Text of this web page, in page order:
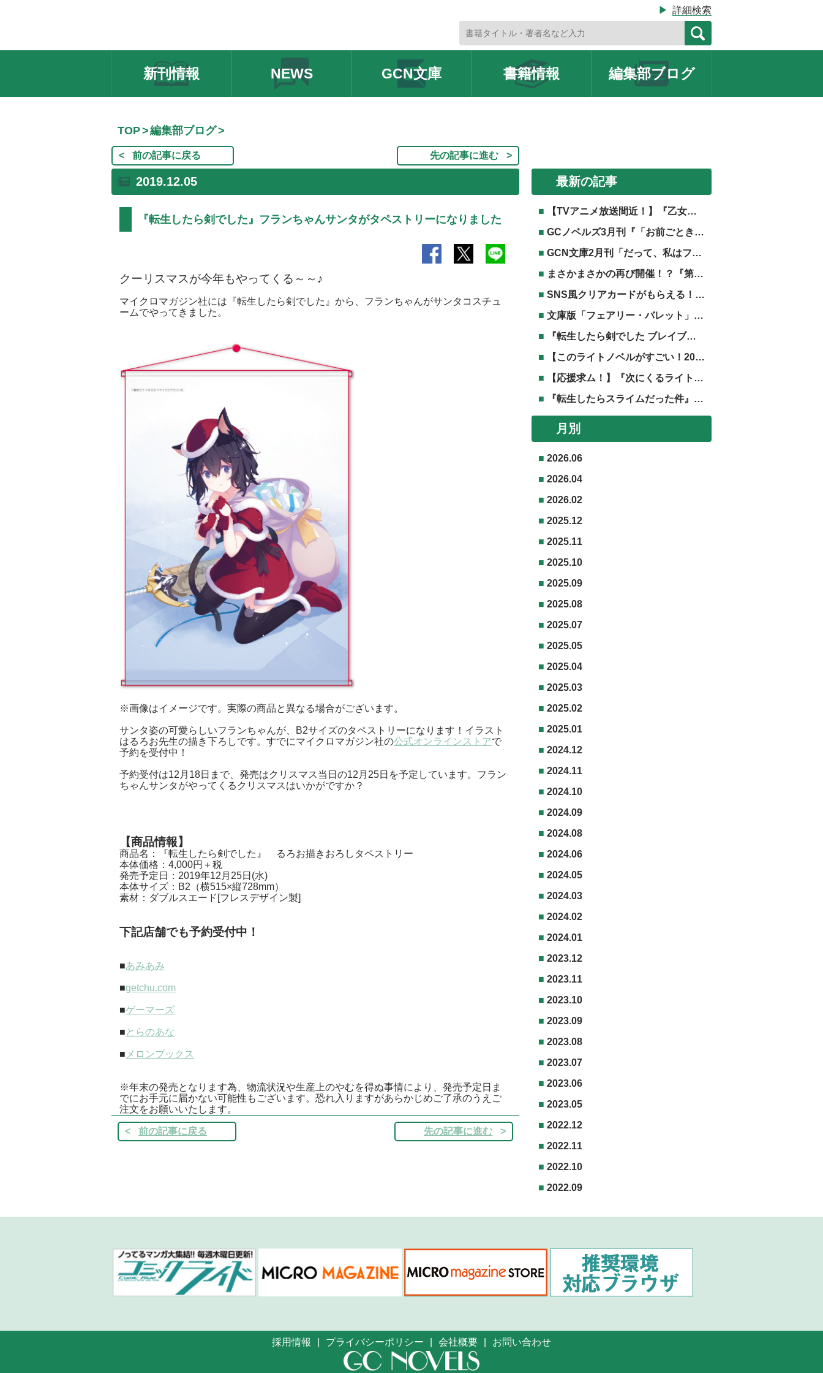
▶ 詳細検索
新刊情報 NEWS GCN文庫 書籍情報 編集部ブログ
TOP 編集部ブログ
前の記事に戻る 先の記事に進む
2019.12.05
『転生したら剣でした』フランちゃんサンタがタペストリーになりました
クーリスマスが今年もやってくる～～♪
マイクロマガジン社には『転生したら剣でした』から、フランちゃんがサンタコスチュ
ームでやってきました。
※画像はイメージです。実際の商品と異なる場合がございます。
サンタ姿の可愛らしいフランちゃんが、B2サイズのタペストリーになります！イラスト
はるろお先生の描き下ろしです。すでにマイクロマガジン社の公式オンラインストアで
予約を受付中！
予約受付は12月18日まで、発売はクリスマス当日の12月25日を予定しています。フラン
ちゃんサンタがやってくるクリスマスはいかがですか？
【商品情報】
商品名：『転生したら剣でした』 るろお描きおろしタペストリー
本体価格：4,000円＋税
発売予定日：2019年12月25日(水)
本体サイズ：B2（横515×縦728mm）
素材：ダブルスエード[フレスデザイン製]
下記店舗でも予約受付中！
■あみあみ
■getchu.com
■ゲーマーズ
■ とらのあな
■ メロンブックス
※年末の発売となります為、物流状況や生産上のやむを得ぬ事情により、発売予定日ま
でにお手元に届かない可能性もございます。恐れ入りますがあらかじめご了承のうえご
注文をお願いいたします。
前の記事に戻る 先の記事に進む
最新の記事
【TVアニメ放送間近！】『乙女ゲー世界はモブに厳しい世界です』TVアニメ第2期放送記念フェア開催！
GCノベルズ3月刊『「お前ごときが魔王に勝てると思うな」と勇者パーティを追放されたので、王都で気ままに暮らしたい 8』電子書籍共通特典につきまして
GCN文庫2月刊「だって、私はフリーダム！ 魔工士フェイ、古代文明に挑みます 2」協力店特典につきまして
まさかまさかの再び開催！？『第二回膝小僧選手権 激突！TOブックス編』開催決定！
SNS風クリアカードがもらえる！『転生したらスライムだった件』劇場版第二弾公開記念フェア！
文庫版「フェアリー・バレット」第２巻発売中止のお知らせ
『転生したら剣でした ブレイブラッシュ』正式サービス開始！
【このライトノベルがすごい！2026】GCノベルズ、GCN文庫作品が掲載されました！
【応援求ム！】『次にくるライトノベル大賞2025』ノミネート作品発表！！
『転生したらスライムだった件』完結記念フェア！
月別
2026.06
2026.04
2026.02
2025.12
2025.11
2025.10
2025.09
2025.08
2025.07
2025.05
2025.04
2025.03
2025.02
2025.01
2024.12
2024.11
2024.10
2024.09
2024.08
2024.06
2024.05
2024.03
2024.02
2024.01
2023.12
2023.11
2023.10
2023.09
2023.08
2023.07
2023.06
2023.05
2022.12
2022.11
2022.10
2022.09
採用情報 プライバシーポリシー 会社概要 お問い合わせ